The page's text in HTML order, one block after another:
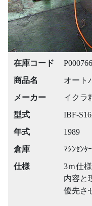
在庫コード
P000766
商品名
オート
メーカー
イクラ
型式
IBF-
年式
1989
倉庫
ﾏｼﾝｾﾝﾀ
仕様
3ｍ仕様
内容と
優先さ